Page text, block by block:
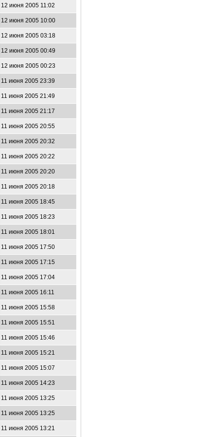
12 июня 2005 11:02
12 июня 2005 10:00
12 июня 2005 03:18
12 июня 2005 00:49
12 июня 2005 00:23
11 июня 2005 23:39
11 июня 2005 21:49
11 июня 2005 21:17
11 июня 2005 20:55
11 июня 2005 20:32
11 июня 2005 20:22
11 июня 2005 20:20
11 июня 2005 20:18
11 июня 2005 18:45
11 июня 2005 18:23
11 июня 2005 18:01
11 июня 2005 17:50
11 июня 2005 17:15
11 июня 2005 17:04
11 июня 2005 16:11
11 июня 2005 15:58
11 июня 2005 15:51
11 июня 2005 15:46
11 июня 2005 15:21
11 июня 2005 15:07
11 июня 2005 14:23
11 июня 2005 13:25
11 июня 2005 13:25
11 июня 2005 13:21